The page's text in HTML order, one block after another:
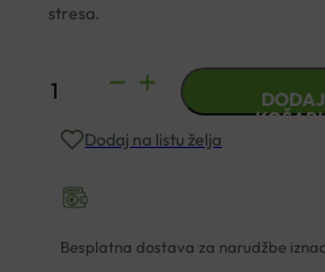
stresa.
CINK
TABLETE
JAMIESON
količina
Dodaj na listu želja
Besplatna dostava za narudžbe